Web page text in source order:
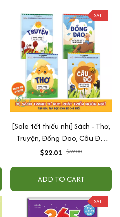
SALE
[Sale tết thiếu nhi] Sách - Thơ,
Truyện, Đồng Dao, Câu Đố,
Tập Nói Tập Đọc Cho Bé 0-6
$22.01 $39.00
ADD TO CART
SALE